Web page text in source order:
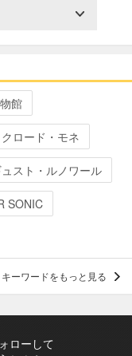
館
クロード・モネ
スト・ルノワール
SONIC
キーワードをもっと見る
ローして